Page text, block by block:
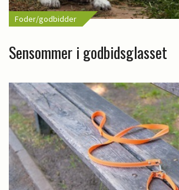
Foder/godbidder
Sensommer i godbidsglasset